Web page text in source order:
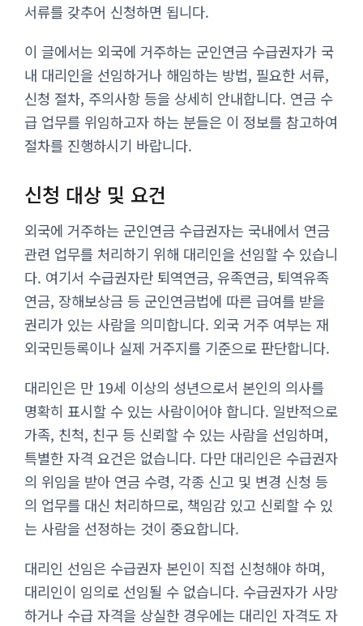
서류를 갖추어 신청하면 됩니다.
이 글에서는 외국에 거주하는 군인연금 수급권자가 국
내 대리인을 선임하거나 해임하는 방법, 필요한 서류,
신청 절차, 주의사항 등을 상세히 안내합니다. 연금 수
급 업무를 위임하고자 하는 분들은 이 정보를 참고하여
절차를 진행하시기 바랍니다.
신청 대상 및 요건
외국에 거주하는 군인연금 수급권자는 국내에서 연금
관련 업무를 처리하기 위해 대리인을 선임할 수 있습니
다. 여기서 수급권자란 퇴역연금, 유족연금, 퇴역유족
연금, 장해보상금 등 군인연금법에 따른 급여를 받을
권리가 있는 사람을 의미합니다. 외국 거주 여부는 재
외국민등록이나 실제 거주지를 기준으로 판단합니다.
대리인은 만 19세 이상의 성년으로서 본인의 의사를
명확히 표시할 수 있는 사람이어야 합니다. 일반적으로
가족, 친척, 친구 등 신뢰할 수 있는 사람을 선임하며,
특별한 자격 요건은 없습니다. 다만 대리인은 수급권자
의 위임을 받아 연금 수령, 각종 신고 및 변경 신청 등
의 업무를 대신 처리하므로, 책임감 있고 신뢰할 수 있
는 사람을 선정하는 것이 중요합니다.
대리인 선임은 수급권자 본인이 직접 신청해야 하며,
대리인이 임의로 선임될 수 없습니다. 수급권자가 사망
하거나 수급 자격을 상실한 경우에는 대리인 자격도 자